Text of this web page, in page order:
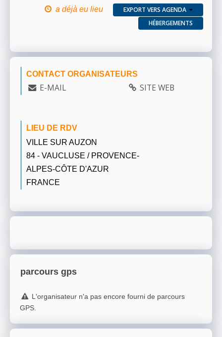
a déjà eu lieu
EXPORT VERS AGENDA
HÉBERGEMENTS
CONTACT ORGANISATEURS
E-MAIL SITE WEB
LIEU DE RDV
VILLE SUR AUZON
84 - VAUCLUSE / PROVENCE-
ALPES-CÔTE D'AZUR
FRANCE
parcours gps
L'organisateur n'a pas encore fourni de parcours
GPS.